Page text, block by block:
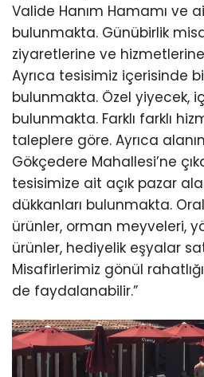
Valide Hanım Hamamı ve
bulunmakta. Günübirlik
ziyaretlerine ve
Ayrıca tesisimiz içerisinde
bulunmakta. Özel yiyecek,
bulunmakta. Farklı farklı
taleplere göre. Ayrıca
Gökçedere Mahallesi’ne
tesisimize ait açık pazar
dükkanları bulunmakta.
ürünler, orman meyveleri,
ürünler, hediyelik eşyalar
Misafirlerimiz gönül
de faydalanabilir.”